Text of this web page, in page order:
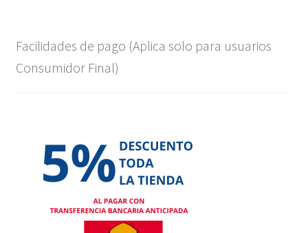
Facilidades de pago (Aplica solo para usuarios
Consumidor Final)